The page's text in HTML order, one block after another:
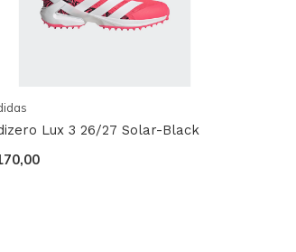
Lux 3 26/27 Solar-Black